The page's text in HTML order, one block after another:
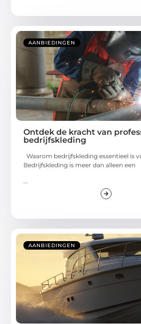
AANBIEDINGEN
Ontdek de kracht van
bedrijfskleding
Waarom bedrijfskleding essentieel is
Bedrijfskleding is meer dan alleen een
AANBIEDINGEN